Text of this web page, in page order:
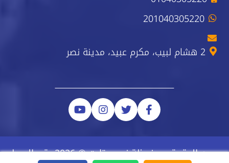
201040305220
2 هشام لبيب، مكرم عبيد، مدينة نصر
جميع الحقوق محفوظة نيو ستارت © 2026 رقم السجل